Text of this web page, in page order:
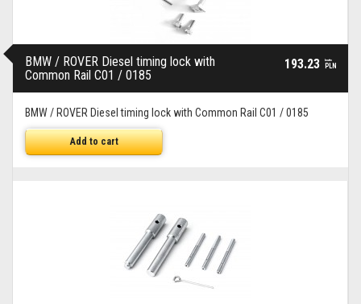
BMW / ROVER Diesel timing lock with
Common Rail C01 / 0185
193.23 brutto
PLN
BMW / ROVER Diesel timing lock with Common Rail C01 / 0185
Add to cart